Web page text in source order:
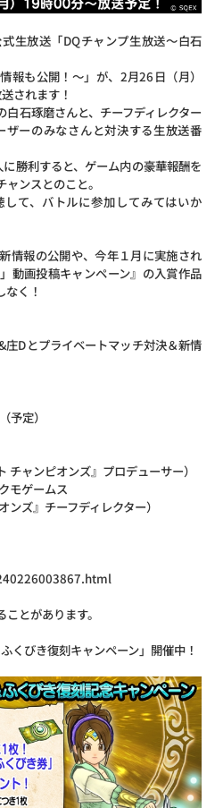
生放送「DQチャンプ生放送～白石
報も公開！～」が、2月26日（月）
されます！
石琢磨さんと、チーフディレクター
ザーのみなさんと対決する生放送番
勝利すると、ゲーム内の豪華報酬を
ンスとのこと。
て、バトルに参加してみてはいか
情報の公開や、今年１月に実施され
動画投稿キャンペーン』の入賞作品
く！
庄Dとプライベートマッチ対決＆新情
定）
チャンピオンズ』プロデューサー）
モゲームス
ンズ』チーフディレクター）
とがあります。
くびき復刻キャンペーン」開催中！